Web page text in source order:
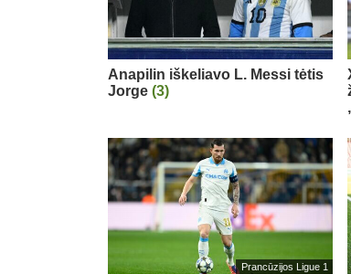
Anapilin iškeliavo L. Messi tėtis
Jorge (3)
Prancūzijos Ligue 1